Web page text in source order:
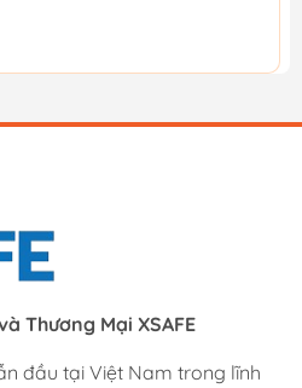
Thương Mại XSAFE
đầu tại Việt Nam trong lĩnh